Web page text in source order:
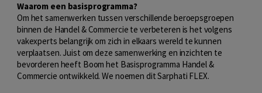
Waarom een basisprogramma?
Om het samenwerken tussen verschillende beroepsgroepen
binnen de Handel & Commercie te verbeteren is het volgens
vakexperts belangrijk om zich in elkaars wereld te kunnen
verplaatsen. Juist om deze samenwerking en inzichten te
bevorderen heeft Boom het Basisprogramma Handel &
Commercie ontwikkeld. We noemen dit Sarphati FLEX.